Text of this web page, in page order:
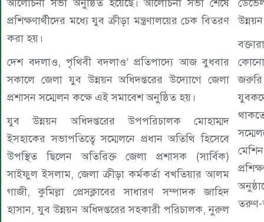
আলোচনা সভা অনুষ্ঠিত হয়েছে। আলোচনা সভা শেষে
প্রশিক্ষণার্থীদের মধ্যে যুব ক্রীড়া মন্ত্রণালয়ের চেক বিতরণ
করা হয়।
দেশ বদলাও, পৃথিবী বদলাও’ প্রতিপাদ্যে আজ বুধবার
সকালে জেলা যুব উন্নয়ন অধিদপ্তরের উদ্যোগে জেলা
প্রশাসন সম্মেলন কক্ষে এই সমাবেশ অনুষ্ঠিত হয়।
যুব উন্নয়ন অধিদপ্তরের উপপরিচালক মোহাম্মদ
ইসহাকের সভাপতিত্বে সম্মেলনে প্রধান অতিথি হিসেবে
উপস্থিত ছিলেন অতিরিক্ত জেলা প্রশাসক (সার্বিক)
সাইফুল ইসলাম, জেলা ক্রীড়া কর্মকর্তা বখতিয়ার আলম
গাজী, কুমিল্লা প্রেসক্লাবের সাধারণ সম্পাদক জাহিদ
হাসান, যুব উন্নয়ন অধিদপ্তরের সহকারী পরিচালক, নুরুল
তরুণ-